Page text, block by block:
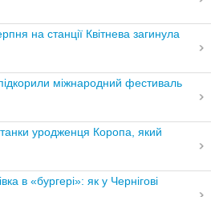
на станції Квітнева загинула
міжнародний фестиваль
уродженця Коропа, який
в «бургері»: як у Чернігові